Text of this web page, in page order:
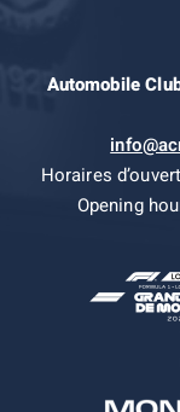
Automobile
Horaires
Opening